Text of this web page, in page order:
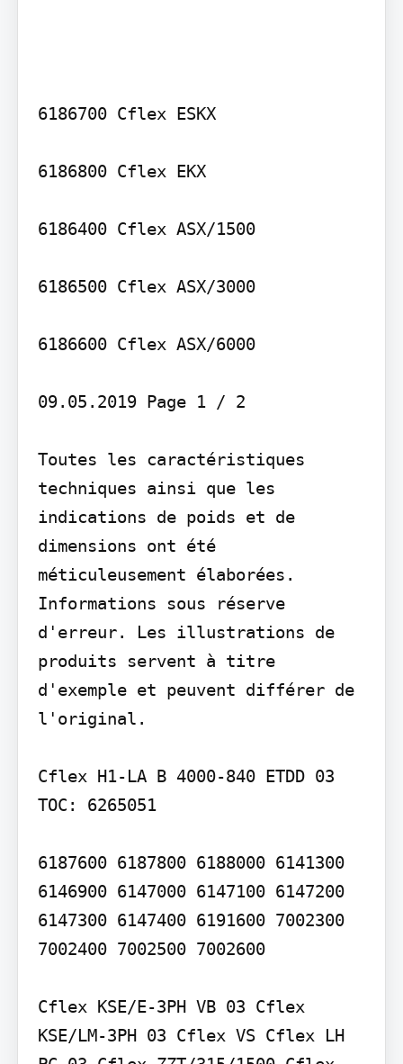
6186700 Cflex ESKX
6186800 Cflex EKX
6186400 Cflex ASX/1500
6186500 Cflex ASX/3000
6186600 Cflex ASX/6000
09.05.2019 Page 1 / 2
Toutes les caractéristiques
techniques ainsi que les
indications de poids et de
dimensions ont été
méticuleusement élaborées.
Informations sous réserve
d'erreur. Les illustrations de
produits servent à titre
d'exemple et peuvent différer de
l'original.
Cflex H1-LA B 4000-840 ETDD 03
TOC: 6265051
6187600 6187800 6188000 6141300
6146900 6147000 6147100 6147200
6147300 6147400 6191600 7002300
7002400 7002500 7002600
Cflex KSE/E-3PH VB 03 Cflex
KSE/LM-3PH 03 Cflex VS Cflex LH